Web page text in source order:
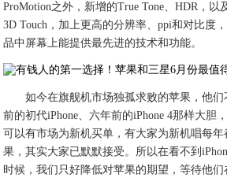
ProMotion之外，新增的True Tone、HDR，以
3D Touch，加上更高的分辨率、ppi和对比度
品中屏幕上能提供最先进的技术和功能。
如今在旗舰机市场独孤求败的苹果，他
前的初代iPhone、六年前的iPhone 4那样大胆
可以有市场为新机买单，有大家为新机唱每
果，其实大家已默默接受。所以在看不到
时候，我们只好降低对苹果的期望，等待他